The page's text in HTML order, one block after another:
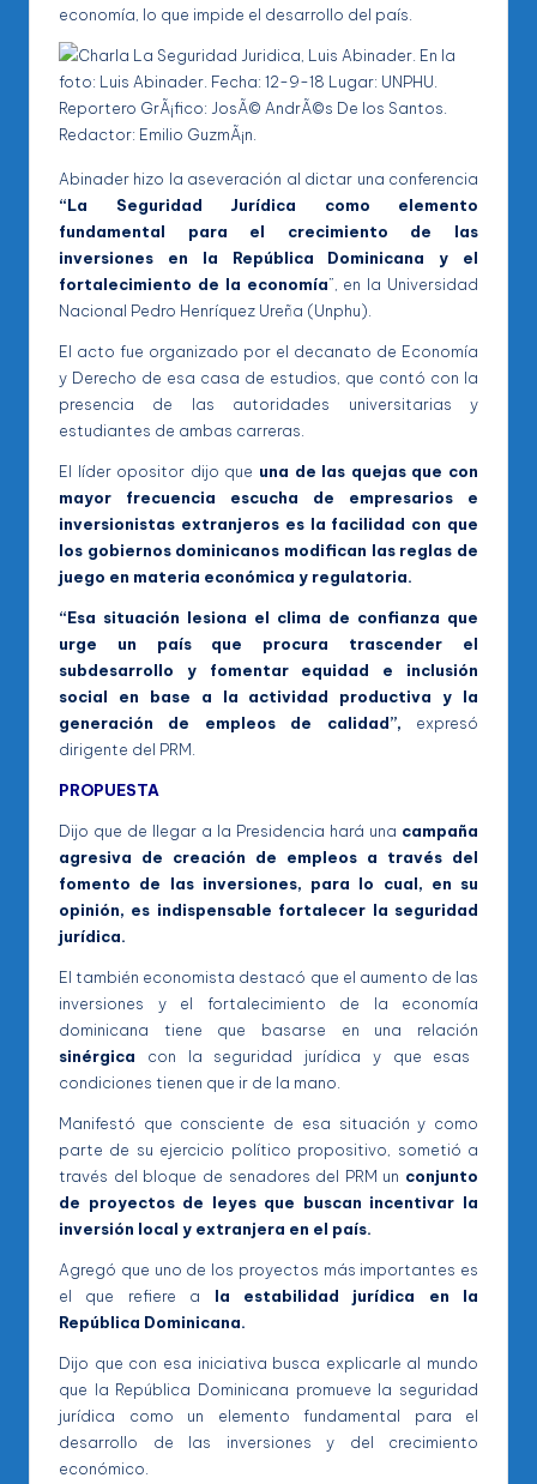
economía, lo que impide el desarrollo del país.
Abinader hizo la aseveración al dictar una conferencia
“La Seguridad Jurídica como elemento
fundamental para el crecimiento de las
inversiones en la República Dominicana y el
fortalecimiento de la economía”, en la Universidad
Nacional Pedro Henríquez Ureña (Unphu).
El acto fue organizado por el decanato de Economía
y Derecho de esa casa de estudios, que contó con la
presencia de las autoridades universitarias y
estudiantes de ambas carreras.
El líder opositor dijo que una de las quejas que con
mayor frecuencia escucha de empresarios e
inversionistas extranjeros es la facilidad con que
los gobiernos dominicanos modifican las reglas de
juego en materia económica y regulatoria.
“Esa situación lesiona el clima de confianza que
urge un país que procura trascender el
subdesarrollo y fomentar equidad e inclusión
social en base a la actividad productiva y la
generación de empleos de calidad”, expresó
dirigente del PRM.
PROPUESTA
Dijo que de llegar a la Presidencia hará una campaña
agresiva de creación de empleos a través del
fomento de las inversiones, para lo cual, en su
opinión, es indispensable fortalecer la seguridad
jurídica.
El también economista destacó que el aumento de las
inversiones y el fortalecimiento de la economía
dominicana tiene que basarse en una relación
sinérgica con la seguridad jurídica y que esas
condiciones tienen que ir de la mano.
Manifestó que consciente de esa situación y como
parte de su ejercicio político propositivo, sometió a
través del bloque de senadores del PRM un conjunto
de proyectos de leyes que buscan incentivar la
inversión local y extranjera en el país.
Agregó que uno de los proyectos más importantes es
el que refiere a la estabilidad jurídica en la
República Dominicana.
Dijo que con esa iniciativa busca explicarle al mundo
que la República Dominicana promueve la seguridad
jurídica como un elemento fundamental para el
desarrollo de las inversiones y del crecimiento
económico.